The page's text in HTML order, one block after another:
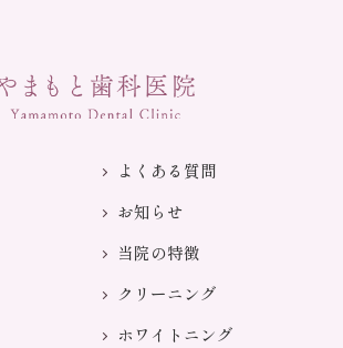
よくある質問
お知らせ
当院の特徴
クリーニング
ホワイトニング